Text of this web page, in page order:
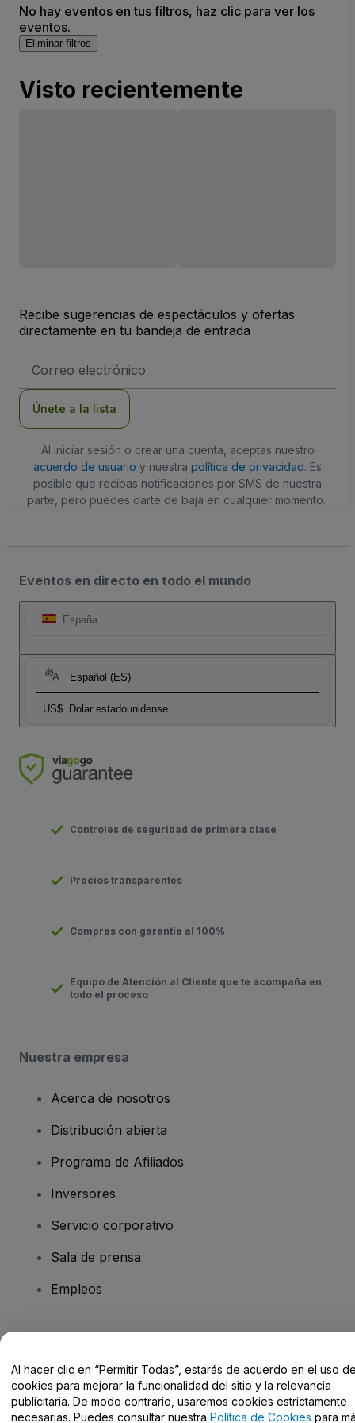
No hay eventos en tus filtros, haz clic para ver los
eventos.
Eliminar filtros
Visto recientemente
Recibe sugerencias de espectáculos y ofertas
directamente en tu bandeja de entrada
de
Únete a la lista
Al iniciar sesión o crear una cuenta, aceptas nuestro
acuerdo de usuario y nuestra política de privacidad. Es
posible que recibas notificaciones por SMS de nuestra
parte, pero puedes darte de baja en cualquier momento.
Eventos en directo en todo el mundo
España
Español (ES)
US$ Dolar estadounidense
Controles de seguridad de primera clase
Precios transparentes
Compras con garantía al 100%
Equipo de Atención al Cliente que te acompaña en
todo el proceso
Nuestra empresa
Acerca de nosotros
Distribución abierta
Programa de Afiliados
Inversores
Servicio corporativo
Sala de prensa
Empleos
Centro de Ayuda / Contacto
Al hacer clic en “Permitir Todas”, estarás de acuerdo en el uso
cookies para mejorar la funcionalidad del sitio y la relevancia
publicitaria. De modo contrario, usaremos cookies estrictamente
necesarias. Puedes consultar nuestra Política de Cookies para